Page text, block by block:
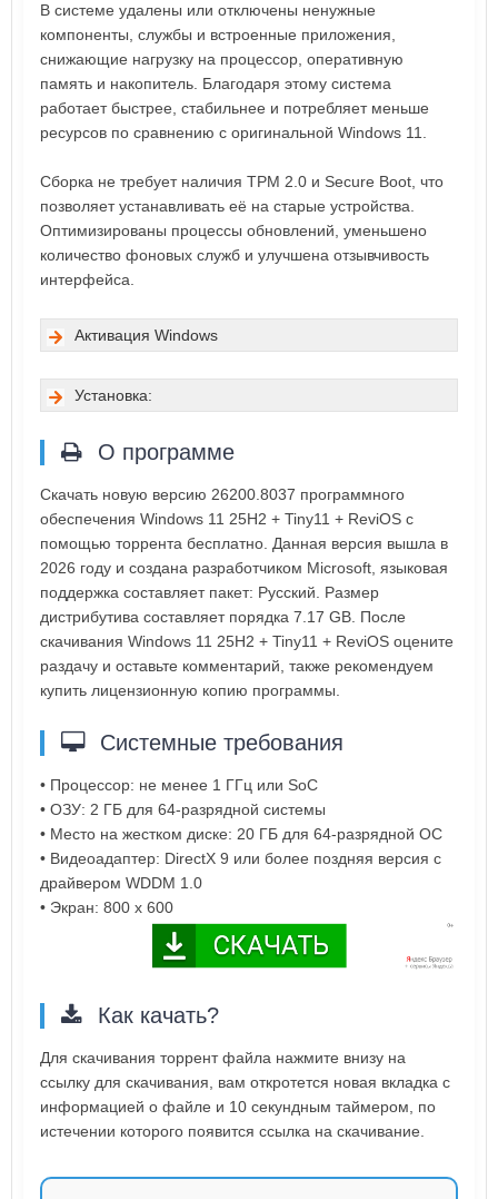
В системе удалены или отключены ненужные
компоненты, службы и встроенные приложения,
снижающие нагрузку на процессор, оперативную
память и накопитель. Благодаря этому система
работает быстрее, стабильнее и потребляет меньше
ресурсов по сравнению с оригинальной Windows 11.
Сборка не требует наличия TPM 2.0 и Secure Boot, что
позволяет устанавливать её на старые устройства.
Оптимизированы процессы обновлений, уменьшено
количество фоновых служб и улучшена отзывчивость
интерфейса.
Активация Windows
Установка:
О программе
Скачать новую версию 26200.8037 программного
обеспечения Windows 11 25H2 + Tiny11 + ReviOS с
помощью торрента бесплатно. Данная версия вышла в
2026 году и создана разработчиком Microsoft, языковая
поддержка составляет пакет: Русский. Размер
дистрибутива составляет порядка 7.17 GB. После
скачивания Windows 11 25H2 + Tiny11 + ReviOS оцените
раздачу и оставьте комментарий, также рекомендуем
купить лицензионную копию программы.
Системные требования
• Процессор: не менее 1 ГГц или SoC
• ОЗУ: 2 ГБ для 64-разрядной системы
• Место на жестком диске: 20 ГБ для 64-разрядной ОС
• Видеоадаптер: DirectX 9 или более поздняя версия с
драйвером WDDM 1.0
• Экран: 800 x 600
Как качать?
Для скачивания торрент файла нажмите внизу на
ссылку для скачивания, вам откротется новая вкладка с
информацией о файле и 10 секундным таймером, по
истечении которого появится ссылка на скачивание.